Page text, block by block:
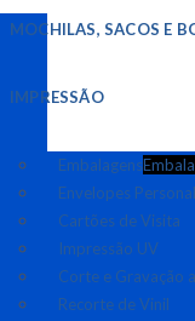
MOCHILAS, SACOS E
IMPRESSÃO
Embalagens
Envelopes
Cartões de Visita
Impressão UV
Corte e Gravação
Recorte de Vinil